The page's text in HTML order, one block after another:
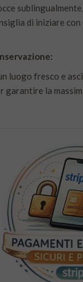
di iniziare
luogo fresco e
garantire la